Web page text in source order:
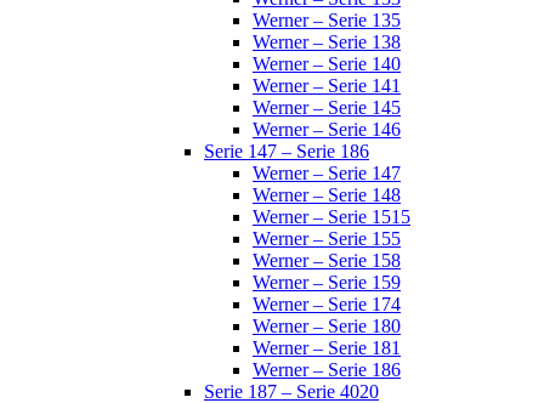
Werner – Serie 135
Werner – Serie 138
Werner – Serie 140
Werner – Serie 141
Werner – Serie 145
Werner – Serie 146
Serie 147 – Serie 186
Werner – Serie 147
Werner – Serie 148
Werner – Serie 1515
Werner – Serie 155
Werner – Serie 158
Werner – Serie 159
Werner – Serie 174
Werner – Serie 180
Werner – Serie 181
Werner – Serie 186
Serie 187 – Serie 4020